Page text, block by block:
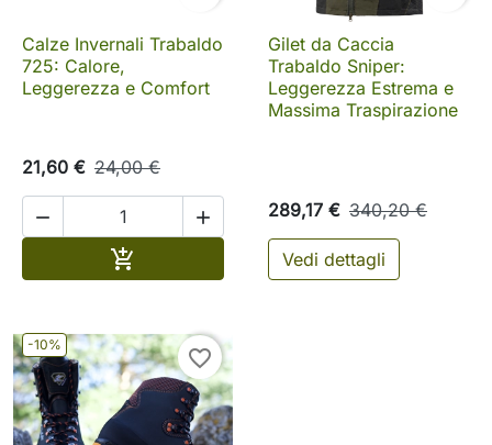
Calze Invernali Trabaldo
725: Calore,
Leggerezza e Comfort
21,60 € 24,00 €
 
 Aggiungi al carrello
Gilet da Caccia
Trabaldo Sniper:
Leggerezza Estrema e
Massima Traspirazione
289,17 € 340,20 €
Vedi dettagli
-10%
favorite_border